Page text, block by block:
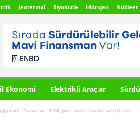
Jeotermal Biyokütle Hidrojen Nükleer
Ekonomi Elektrikli Araçlar
Boyner ve UNDP genç kadın liderler yetiştiriyor